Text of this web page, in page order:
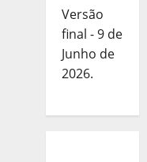
Versão
final - 9 de
Junho de
2026.